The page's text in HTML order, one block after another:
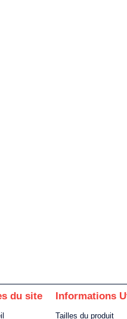
du site Informations
Tailles du produit